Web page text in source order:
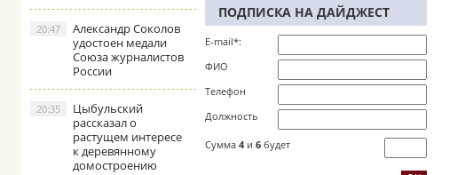
Александр Соколов
удостоен медали
Союза журналистов
России
20:47
Цыбульский
рассказал о
растущем интересе
к деревянному
домостроению
20:35
ПОДПИСКА НА ДАЙДЖЕСТ
E-mail*:
ФИО
Телефон
Должность
Сумма 4 и 6 будет